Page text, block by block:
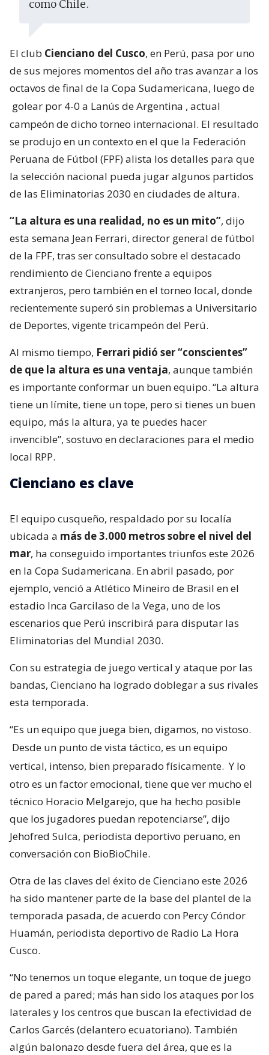
como Chile.
El club Cienciano del Cusco, en Perú, pasa por uno
de sus mejores momentos del año tras avanzar a los
octavos de final de la Copa Sudamericana, luego de
golear por 4-0 a Lanús de Argentina , actual
campeón de dicho torneo internacional. El resultado
se produjo en un contexto en el que la Federación
Peruana de Fútbol (FPF) alista los detalles para que
la selección nacional pueda jugar algunos partidos
de las Eliminatorias 2030 en ciudades de altura.
“La altura es una realidad, no es un mito”, dijo
esta semana Jean Ferrari, director general de fútbol
de la FPF, tras ser consultado sobre el destacado
rendimiento de Cienciano frente a equipos
extranjeros, pero también en el torneo local, donde
recientemente superó sin problemas a Universitario
de Deportes, vigente tricampeón del Perú.
Al mismo tiempo, Ferrari pidió ser “conscientes”
de que la altura es una ventaja, aunque también
es importante conformar un buen equipo. “La altura
tiene un límite, tiene un tope, pero si tienes un buen
equipo, más la altura, ya te puedes hacer
invencible”, sostuvo en declaraciones para el medio
local RPP.
Cienciano es clave
El equipo cusqueño, respaldado por su localía
ubicada a más de 3.000 metros sobre el nivel del
mar, ha conseguido importantes triunfos este 2026
en la Copa Sudamericana. En abril pasado, por
ejemplo, venció a Atlético Mineiro de Brasil en el
estadio Inca Garcilaso de la Vega, uno de los
escenarios que Perú inscribirá para disputar las
Eliminatorias del Mundial 2030.
Con su estrategia de juego vertical y ataque por las
bandas, Cienciano ha logrado doblegar a sus rivales
esta temporada.
“Es un equipo que juega bien, digamos, no vistoso.
Desde un punto de vista táctico, es un equipo
vertical, intenso, bien preparado físicamente. Y lo
otro es un factor emocional, tiene que ver mucho el
técnico Horacio Melgarejo, que ha hecho posible
que los jugadores puedan repotenciarse”, dijo
Jehofred Sulca, periodista deportivo peruano, en
conversación con BioBioChile.
Otra de las claves del éxito de Cienciano este 2026
ha sido mantener parte de la base del plantel de la
temporada pasada, de acuerdo con Percy Cóndor
Huamán, periodista deportivo de Radio La Hora
Cusco.
“No tenemos un toque elegante, un toque de juego
de pared a pared; más han sido los ataques por los
laterales y los centros que buscan la efectividad de
Carlos Garcés (delantero ecuatoriano). También
algún balonazo desde fuera del área, que es la